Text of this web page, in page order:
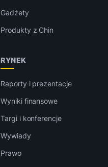
Gadżety
Produkty z Chin
RYNEK
Raporty i prezentacje
Wyniki finansowe
Targi i konferencje
Wywiady
Prawo